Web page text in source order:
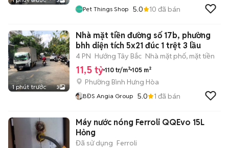
Pet Things Shop 5.0 10 đã bán
1 phút trước 3
Nhà mặt tiền đường số 17b, phường
bhh diện tích 5x21 đúc 1 trệt 3 lầu
4 PN Hướng Tây Bắc Nhà mặt phố, mặt tiền
11,5 tỷ 110 tr/m² 105 m²
Phường Bình Hưng Hòa
BĐS Angia Group 5.0 1 đã bán
Máy nước nóng Ferroli QQEvo 15L
Hỏng
Đã sử dụng Ferroli